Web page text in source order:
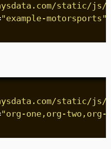
static/js/
"example-motorsports"
static/js/
"org-one,org-two,org-